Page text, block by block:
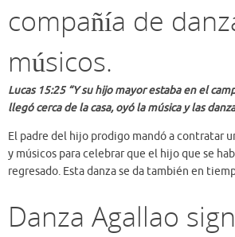
compañía de
músicos.
Lucas 15:25 “Y su hijo mayor estaba en el
llegó cerca de la casa, oyó la música y las
El padre del hijo prodigo mandó a contratar
y músicos para celebrar que el hijo que se
regresado. Esta danza se da también en
Danza Agallao